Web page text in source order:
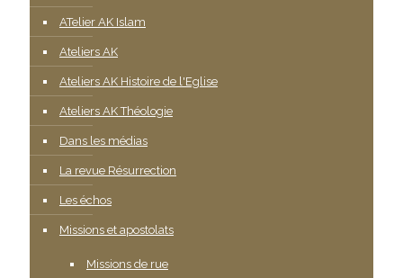
ATelier AK Islam
Ateliers AK
Ateliers AK Histoire de l'Eglise
Ateliers AK Théologie
Dans les médias
La revue Résurrection
Les échos
Missions et apostolats
Missions de rue